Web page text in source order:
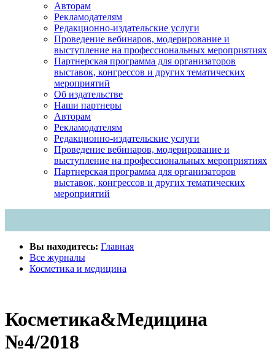
Авторам
Рекламодателям
Редакционно-издательские услуги
Проведение вебинаров, модерирование и
выступление на профессиональных мероприятиях
Партнерская программа для организаторов
выставок, конгрессов и других тематических
мероприятий
Об издательстве
Наши партнеры
Авторам
Рекламодателям
Редакционно-издательские услуги
Проведение вебинаров, модерирование и
выступление на профессиональных мероприятиях
Партнерская программа для организаторов
выставок, конгрессов и других тематических
мероприятий
Вы находитесь: Главная
Все журналы
Косметика и медицина
Косметика&Медицина
№4/2018